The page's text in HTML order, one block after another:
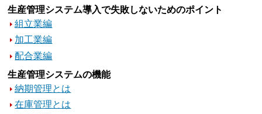
生産管理システム導入で失敗しないためのポイント
組立業編
加工業編
配合業編
生産管理システムの機能
納期管理とは
在庫管理とは